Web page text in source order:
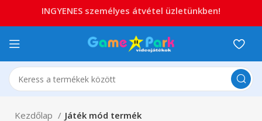
Kezdőlap
Játék mód termék
INGYENES személyes átvétel üzletünkben!